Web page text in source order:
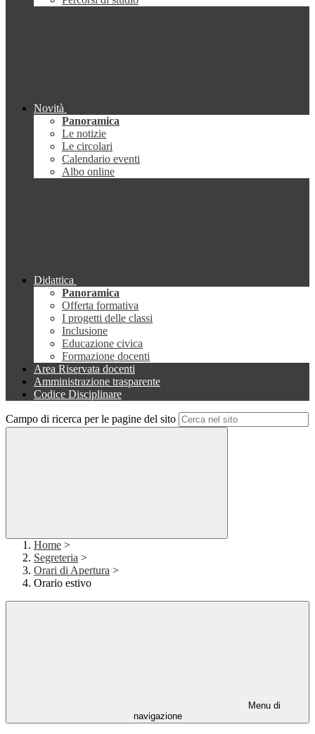
Novità
Panoramica
Le notizie
Le circolari
Calendario eventi
Albo online
Didattica
Panoramica
Offerta formativa
I progetti delle classi
Inclusione
Educazione civica
Formazione docenti
Area Riservata docenti
Amministrazione trasparente
Codice Disciplinare
Campo di ricerca per le pagine del sito
Home >
Segreteria >
Orari di Apertura >
Orario estivo
Menu di
navigazione